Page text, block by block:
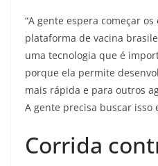
“A gente espera começar
plataforma de vacina
uma tecnologia que é
porque ela permite
mais rápida e para outros
A gente precisa buscar isso
Corrida